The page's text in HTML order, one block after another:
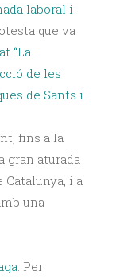
laboral i
que va
“La
de les
de Sants i
fins a la
gran aturada
i a
una
. Per